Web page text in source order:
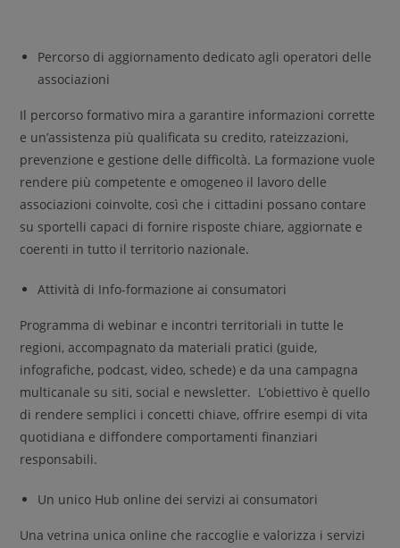
Percorso di aggiornamento dedicato agli operatori delle
associazioni
Il percorso formativo mira a garantire informazioni corrette
e un’assistenza più qualificata su credito, rateizzazioni,
prevenzione e gestione delle difficoltà. La formazione vuole
rendere più competente e omogeneo il lavoro delle
associazioni coinvolte, così che i cittadini possano contare
su sportelli capaci di fornire risposte chiare, aggiornate e
coerenti in tutto il territorio nazionale.
Attività di Info-formazione ai consumatori
Programma di webinar e incontri territoriali in tutte le
regioni, accompagnato da materiali pratici (guide,
infografiche, podcast, video, schede) e da una campagna
multicanale su siti, social e newsletter. L’obiettivo è quello
di rendere semplici i concetti chiave, offrire esempi di vita
quotidiana e diffondere comportamenti finanziari
responsabili.
Un unico Hub online dei servizi ai consumatori
Una vetrina unica online che raccoglie e valorizza i servizi